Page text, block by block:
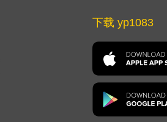
下载 yp1083